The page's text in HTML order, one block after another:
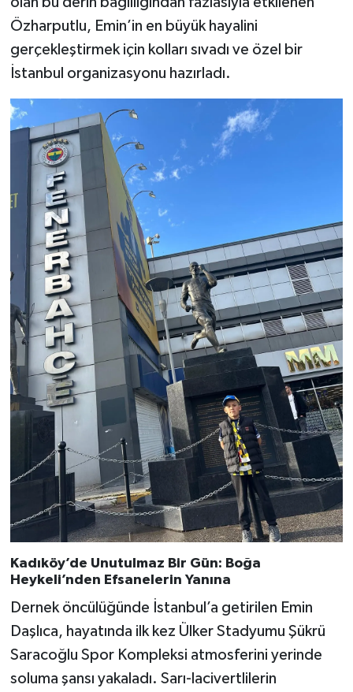
Özharputlu, Emin’in en büyük hayalini
gerçekleştirmek için kolları sıvadı ve özel bir
İstanbul organizasyonu hazırladı.
Kadıköy’de Unutulmaz Bir Gün: Boğa
Heykeli’nden Efsanelerin Yanına
Dernek öncülüğünde İstanbul’a getirilen Emin
Daşlıca, hayatında ilk kez Ülker Stadyumu Şükrü
Saracoğlu Spor Kompleksi atmosferini yerinde
soluma şansı yakaladı. Sarı-lacivertlilerin